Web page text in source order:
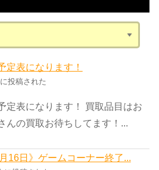
定表になります！
投稿された
定表になります！ 買取品目はお
んの買取お待ちしてます！...
16日》ゲームコーナー終了...